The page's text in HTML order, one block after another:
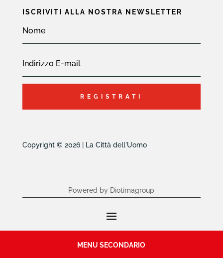
ISCRIVITI ALLA NOSTRA NEWSLETTER
REGISTRATI
Copyright © 2026 | La Città dell'Uomo
Powered by Diotimagroup
MENU SECONDARIO